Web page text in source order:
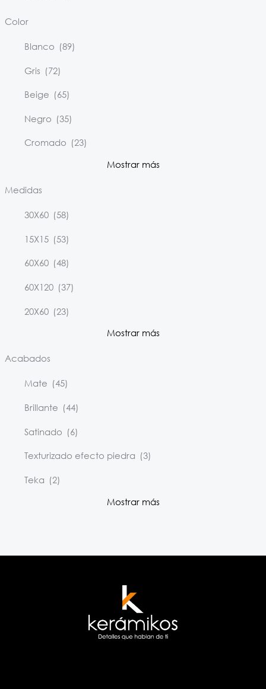
Color
Blanco (89)
Gris (72)
Beige (65)
Negro (35)
Cromado (23)
Mostrar más
Medidas
30X60 (58)
15X15 (53)
60X60 (48)
60X120 (37)
20X60 (23)
Mostrar más
Acabados
Mate (45)
Brillante (44)
Satinado (6)
Texturizado efecto piedra (3)
Teka (2)
Mostrar más